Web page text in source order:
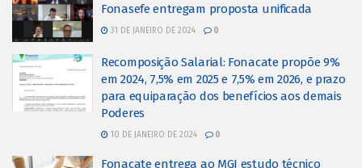
Fonasefe entregam proposta unificada
31 DE JANEIRO DE 2024 0
Recomposição Salarial: Fonacate propõe 9%
em 2024, 7,5% em 2025 e 7,5% em 2026, e prazo
para equiparação dos benefícios aos demais
Poderes
10 DE JANEIRO DE 2024 0
Fonacate entrega ao MGI estudo técnico